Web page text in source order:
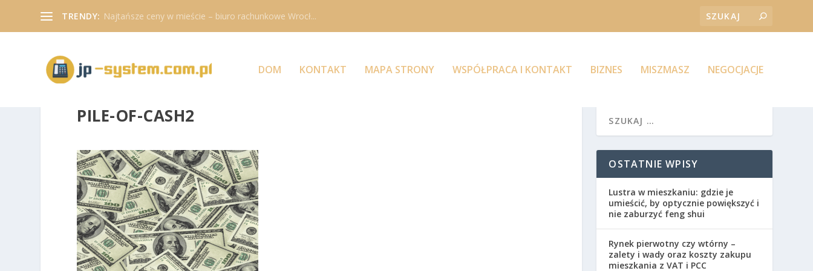
TRENDY: Najtańsze ceny w mieście – biuro rachunkowe Wrocł...
DOM KONTAKT MAPA STRONY WSPÓŁPRACA I KONTAKT BIZNES MISZMASZ NEGOCJACJE
PILE-OF-CASH2
OSTATNIE WPISY
Lustra w mieszkaniu: gdzie je
umieścić, by optycznie powiększyć i
nie zaburzyć feng shui
Rynek pierwotny czy wtórny –
zalety i wady oraz koszty zakupu
mieszkania z VAT i PCC